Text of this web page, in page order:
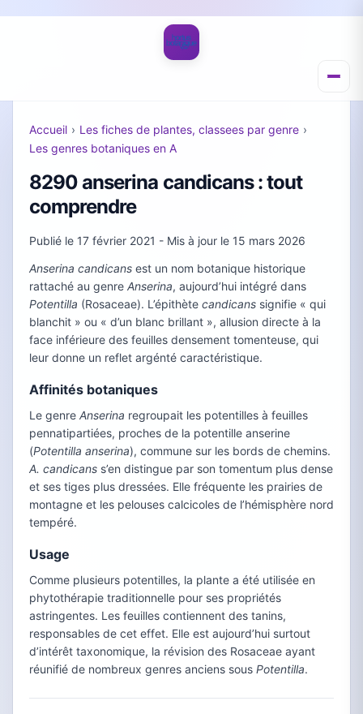
Accueil › Les fiches de plantes, classees par genre ›
Les genres botaniques en A
8290 anserina candicans : tout
comprendre
Publié le 17 février 2021 - Mis à jour le 15 mars 2026
Anserina candicans est un nom botanique historique
rattaché au genre Anserina, aujourd’hui intégré dans
Potentilla (Rosaceae). L’épithète candicans signifie « qui
blanchit » ou « d’un blanc brillant », allusion directe à la
face inférieure des feuilles densement tomenteuse, qui
leur donne un reflet argénté caractéristique.
Affinités botaniques
Le genre Anserina regroupait les potentilles à feuilles
pennatipartiées, proches de la potentille anserine
(Potentilla anserina), commune sur les bords de chemins.
A. candicans s’en distingue par son tomentum plus dense
et ses tiges plus dressées. Elle fréquente les prairies de
montagne et les pelouses calcicoles de l’hémisphère nord
tempéré.
Usage
Comme plusieurs potentilles, la plante a été utilisée en
phytothérapie traditionnelle pour ses propriétés
astringentes. Les feuilles contiennent des tanins,
responsables de cet effet. Elle est aujourd’hui surtout
d’intérêt taxonomique, la révision des Rosaceae ayant
réunifié de nombreux genres anciens sous Potentilla.